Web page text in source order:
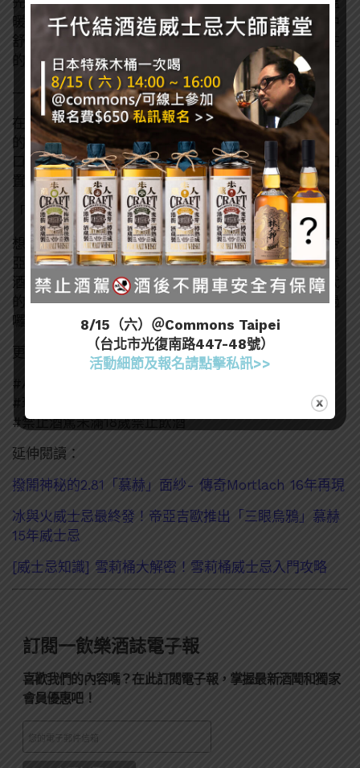
暖與親切。我想在這不宜出門的時期，這是適合在家中
舒服
小酌
，暫時讓自己進入酒的美好世界、並脫離現在
的抑鬱不歡的一個選擇。
——
在酒吧中，小編、黑老闆和一群威士忌愛好者舉起手中
的酒杯，看著其中慕赫18
的琥珀色酒液、輕輕啜飲一
口，口鼻中甜美的酒香帶大家一瞬間穿越了時空，猶如
置身酩家俱樂部中…
「啊～不愧是酩家首選啊！」
想要體驗看看當時的紐約行家風華嗎？慕赫不定期於帝
亞吉歐威士忌會所舉辦品酩會，不但可以喝到多款慕赫
酒款，還有精緻的餐酒搭配，就彷彿來到當時黃金年代
的紐約俱樂部一樣～身為威士忌行家的你千萬不要錯過
囉！
更多資訊可以參考官方網站：點我了解>>
#AD
#
#禁止酒駕未滿18歲禁止飲酒
延伸閱讀：
撥開神秘的2.81「慕赫」面紗- 傳奇Mortlach 16年再現
冰與火威士忌最終發！帝亞吉歐推出「三眼烏鴉」慕赫
15年威士忌
[威士忌知識] 雪莉桶大解密！雪莉桶威士忌入門攻略
訂閱一飲樂酒誌電子報
喜歡我們的內容嗎？在此訂閱電子報，掌握最新酒聞和獨家
會員優惠吧！
8/15（六）＠Commons Taipei
（台北市光復南路447-48號）
活動細節及報名請點擊私訊>>